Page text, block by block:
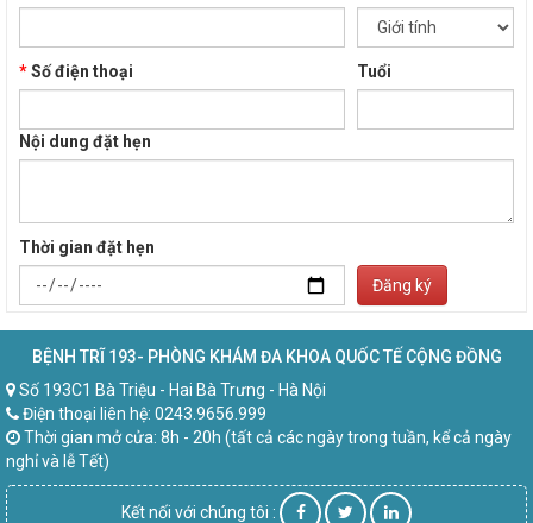
*Số điện thoại Tuổi
Nội dung đặt hẹn
Thời gian đặt hẹn
Đăng ký
BỆNH TRĨ 193- PHÒNG KHÁM ĐA KHOA QUỐC TẾ CỘNG ĐỒNG
Số 193C1 Bà Triệu - Hai Bà Trưng - Hà Nội
Điện thoại liên hệ: 0243.9656.999
Thời gian mở cửa: 8h - 20h (tất cả các ngày trong tuần, kể cả ngày
nghỉ và lễ Tết)
Kết nối với chúng tôi :